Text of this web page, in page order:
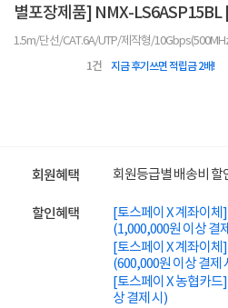
별포장제품] NMX-LS6ASP15BL
1.5m/단선/CAT.6A/UTP/제작형/
1건 지금 후기쓰면 적립금 2배!
회원혜택 회원등급별 배송비 할
할인혜택
[토스페이 X 계좌이체
(1,000,000원 이상 결
[토스페이 X 계좌이체
(600,000원 이상 결제
[토스페이 X 농협카드
상 결제 시)